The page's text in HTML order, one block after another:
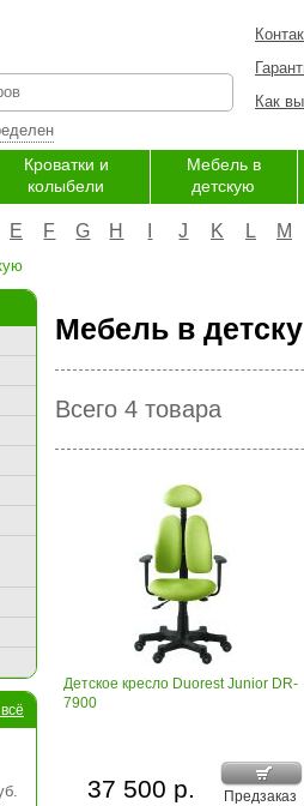
Как
Кроватки и
колыбели
Мебель в
детскую
E F G H J K L M
Мебель в
Всего 4 товара
Детское кресло Duorest Junior DR-
7900
Предзаказ
37 500 р.